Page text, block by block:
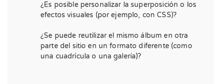
¿Es posible personalizar la superposición o los
efectos visuales (por ejemplo, con CSS)?
¿Se puede reutilizar el mismo álbum en otra
parte del sitio en un formato diferente (como
una cuadrícula o una galería)?